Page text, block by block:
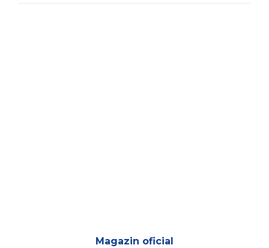
Magazin oficial